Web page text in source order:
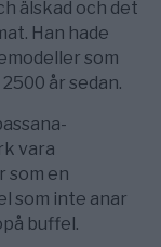
älskad och det
Han hade
som
år sedan.
vara
som en
som inte anar
buffel.